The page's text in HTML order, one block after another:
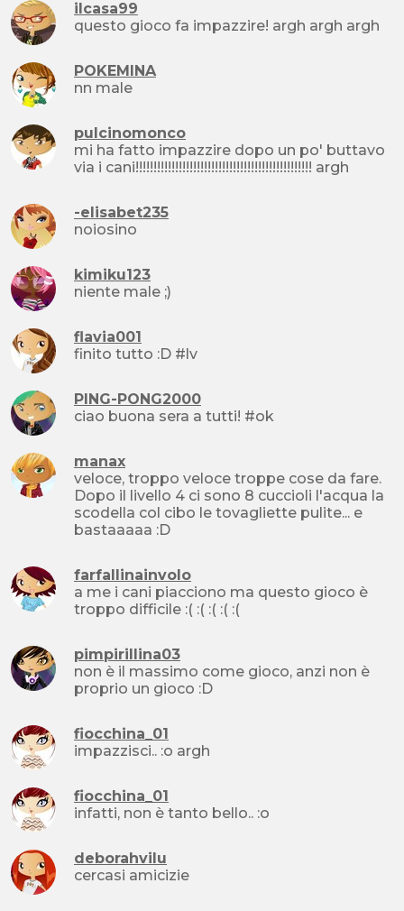
ilcasa99
questo gioco fa impazzire! argh argh argh
POKEMINA
nn male
pulcinomonco
mi ha fatto impazzire dopo un po' buttavo
via i cani!!!!!!!!!!!!!!!!!!!!!!!!!!!!!!!!!!!!!!!!!!!!!!!!! argh
-elisabet235
noiosino
kimiku123
niente male ;)
flavia001
finito tutto :D #lv
PING-PONG2000
ciao buona sera a tutti! #ok
manax
veloce, troppo veloce troppe cose da fare.
Dopo il livello 4 ci sono 8 cuccioli l'acqua la
scodella col cibo le tovagliette pulite... e
bastaaaaa :D
farfallinainvolo
a me i cani piacciono ma questo gioco è
troppo difficile :( :( :( :( :(
pimpirillina03
non è il massimo come gioco, anzi non è
proprio un gioco :D
fiocchina_01
impazzisci.. :o argh
fiocchina_01
infatti, non è tanto bello.. :o
deborahvilu
cercasi amicizie